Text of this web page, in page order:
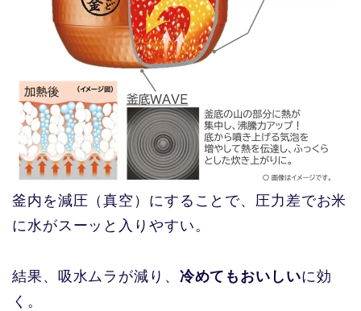
釜内を減圧（真空）にすることで、圧力差でお米
に水がスーッと入りやすい。
結果、吸水ムラが減り、 冷めてもおいしいに効
く。